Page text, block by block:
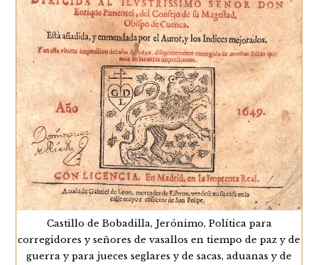
Castillo de Bobadilla, Jerónimo, Política para
corregidores y señores de vasallos en tiempo de paz y de
guerra y para jueces seglares y de sacas, aduanas y de